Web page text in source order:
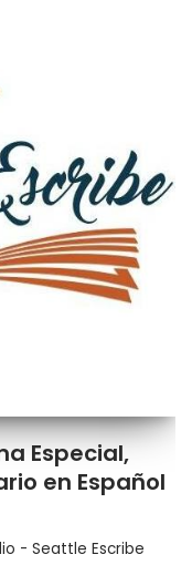
Especial,
en Español
- Seattle Escribe